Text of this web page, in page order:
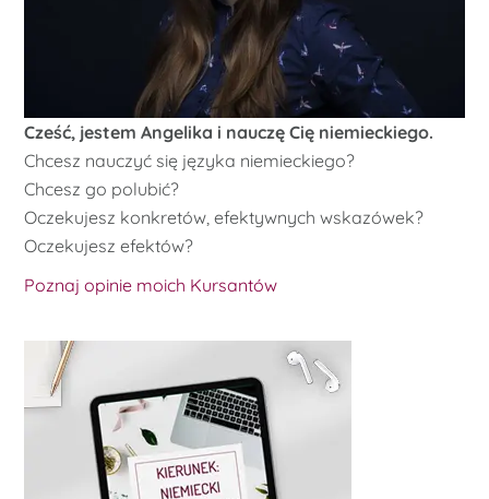
Cześć, jestem Angelika i nauczę Cię niemieckiego.
Chcesz nauczyć się języka niemieckiego?
Chcesz go polubić?
Oczekujesz konkretów, efektywnych wskazówek?
Oczekujesz efektów?
Poznaj opinie moich Kursantów